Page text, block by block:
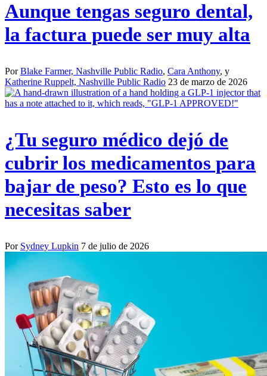
Aunque tengas seguro dental,
la factura puede ser muy alta
PorBlake Farmer, Nashville Public Radio, Cara Anthony, y
Katherine Ruppelt, Nashville Public Radio 23 de marzo de 2026
¿Tu seguro médico dejó de
cubrir los medicamentos para
bajar de peso? Esto es lo que
necesitas saber
Por Sydney Lupkin 7 de julio de 2026